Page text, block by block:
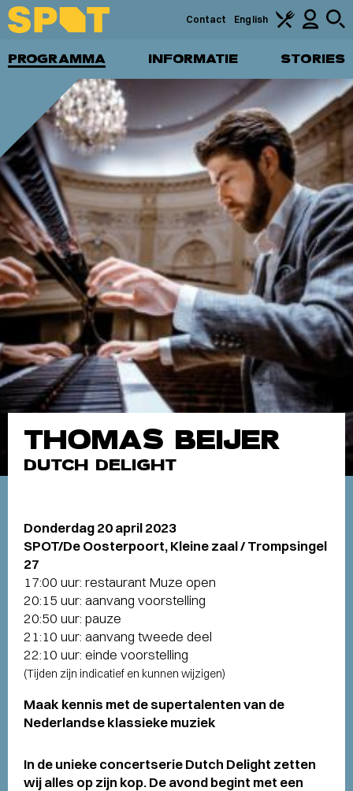
PROGRAMMA INFORMATIE STORIES
Contact English
THOMAS BEIJER
DUTCH DELIGHT
Donderdag 20 april 2023
SPOT/De Oosterpoort, Kleine zaal / Trompsingel
27
17:00 uur: restaurant Muze open
20:15 uur: aanvang voorstelling
20:50 uur: pauze
21:10 uur: aanvang tweede deel
22:10 uur: einde voorstelling
(Tijden zijn indicatief en kunnen wijzigen)
Maak kennis met de supertalenten van de
Nederlandse klassieke muziek
In de unieke concertserie Dutch Delight zetten
wij alles op zijn kop. De avond begint met een